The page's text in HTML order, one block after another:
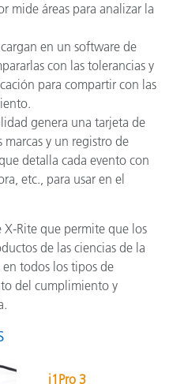
mide áreas para analizar la
en un software de
con las tolerancias y
para compartir con las
genera una tarjeta de
y un registro de
detalla cada evento con
etc., para usar en el
Rite que permite que los
de las ciencias de la
todos los tipos de
del cumplimiento y
i1Pro 3